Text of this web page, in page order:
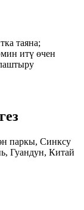
таяна;
итү өчен
паркы, Синксу
Гуандун, Китай